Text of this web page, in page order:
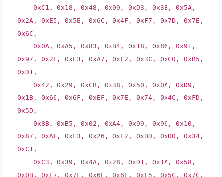
0xC1, 0x18, 0x48, 0x09, 0xD3, 0x3B, 0x5A,
0x2A, 0xE5, 0x5E, 0x6C, 0x4F, 0xF7, 0x7D, 0x7E,
0x6C,
0x0A, 0xA5, 0x83, 0xB4, 0x18, 0x86, 0x91,
0x97, 0x2E, 0xE3, 0xA7, 0xF2, 0x3C, 0xC0, 0xB5,
0xD1,
0x42, 0x29, 0xCB, 0x38, 0x50, 0x0A, 0xD9,
0x1B, 0x66, 0x6F, 0xEF, 0x7E, 0x74, 0x4C, 0xFD,
0x5D,
0x8B, 0xB5, 0x02, 0xA4, 0x99, 0x96, 0x10,
0x87, 0xAF, 0xF3, 0x26, 0xE2, 0xBD, 0xD0, 0x34,
0xC1,
0xC3, 0x39, 0x4A, 0x28, 0xD1, 0x1A, 0x58,
0x0B, 0xE7, 0x7F, 0x6E, 0x6E, 0xF5, 0x5C, 0x7C,